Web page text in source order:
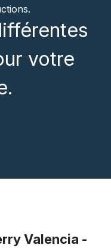
votre
Valencia -